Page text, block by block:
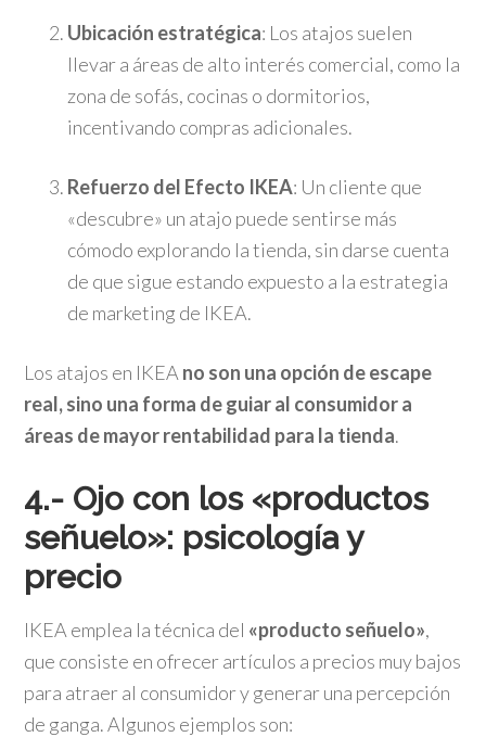
Ubicación estratégica: Los atajos suelen
llevar a áreas de alto interés comercial, como la
zona de sofás, cocinas o dormitorios,
incentivando compras adicionales.
Refuerzo del Efecto IKEA: Un cliente que
«descubre» un atajo puede sentirse más
cómodo explorando la tienda, sin darse cuenta
de que sigue estando expuesto a la estrategia
de marketing de IKEA.
Los atajos en IKEA no son una opción de escape
real, sino una forma de guiar al consumidor a
áreas de mayor rentabilidad para la tienda.
4.- Ojo con los «productos
señuelo»: psicología y
precio
IKEA emplea la técnica del «producto señuelo»,
que consiste en ofrecer artículos a precios muy bajos
para atraer al consumidor y generar una percepción
de ganga. Algunos ejemplos son: